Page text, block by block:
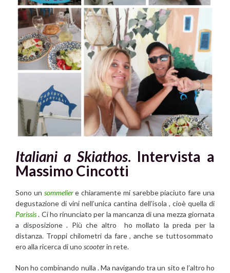
Italiani a Skiathos. Intervista a
Massimo Cincotti
Sono un sommelier e chiaramente mi sarebbe piaciuto fare una
degustazione di vini nell’unica cantina dell’isola , cioè quella di
Parissis. Ci ho rinunciato per la mancanza di una mezza giornata
a disposizione . Più che altro ho mollato la preda per la
distanza. Troppi chilometri da fare , anche se tuttosommato
ero alla ricerca di uno scooterin rete.
Non ho combinando nulla . Ma navigando tra un sito e l’altro ho